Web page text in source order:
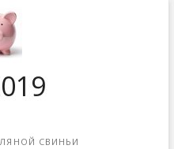
СВИНЬИ